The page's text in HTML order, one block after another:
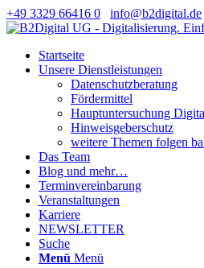
+49 3329 66416 0 info@b2digital.de
Startseite
Unsere Dienstleistungen
Datenschutzberatung
Fördermittel
Hauptuntersuchung
Hinweisgeberschutz
weitere Themen folgen
Das Team
Blog und mehr…
Terminvereinbarung
Veranstaltungen
Karriere
NEWSLETTER
Suche
Menü Menü